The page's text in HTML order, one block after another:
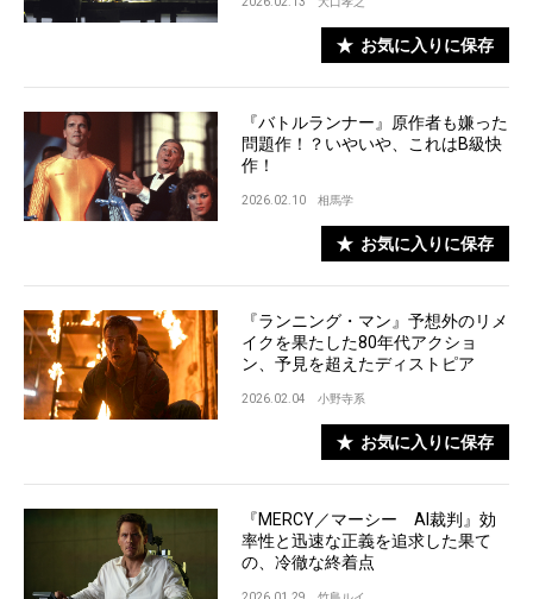
お気に入りに保存
『バトルランナー』原作者も嫌った
問題作！？いやいや、これはB級快
作！
2026.02.10 相馬学
お気に入りに保存
『ランニング・マン』予想外のリメ
イクを果たした80年代アクショ
ン、予見を超えたディストピア
2026.02.04 小野寺系
お気に入りに保存
『MERCY／マーシー AI裁判』効
率性と迅速な正義を追求した果て
の、冷徹な終着点